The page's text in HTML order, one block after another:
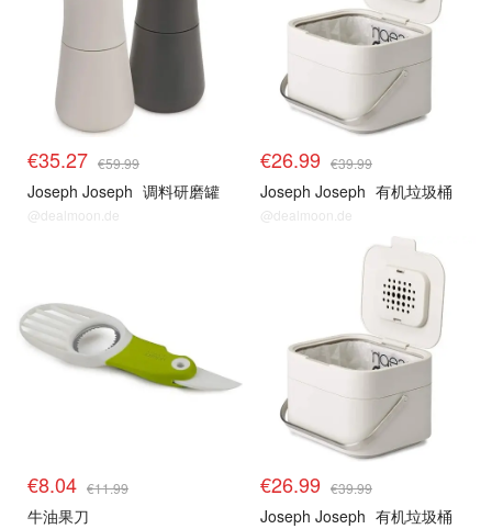
€35.27 €59.99
Joseph Joseph 调料研磨罐
@dealmoon.de
€26.99 €39.99
Joseph Joseph 有机垃圾桶
@dealmoon.de
€8.04 €11.99
牛油果刀
€26.99 €39.99
Joseph Joseph 有机垃圾桶